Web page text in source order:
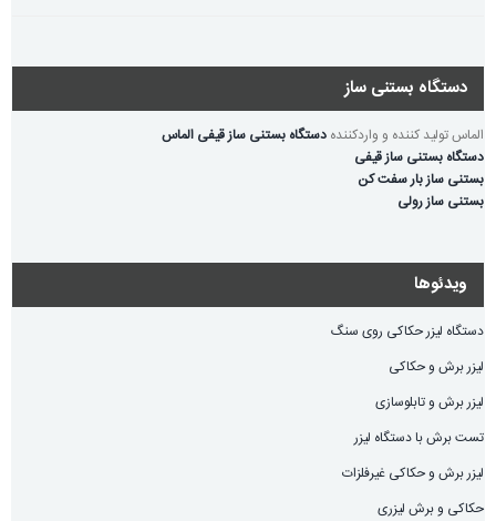
دستگاه بستنی ساز
الماس تولید کننده و واردکننده دستگاه بستنی ساز قیفی الماس
دستگاه بستنی ساز قیفی
بستنی ساز بار سفت کن
بستنی ساز رولی
ویدئوها
دستگاه لیزر حکاکی روی سنگ
لیزر برش و حکاکی
لیزر برش و تابلوسازی
تست برش با دستگاه لیزر
لیزر برش و حکاکی غیرفلزات
حکاکی و برش لیزری